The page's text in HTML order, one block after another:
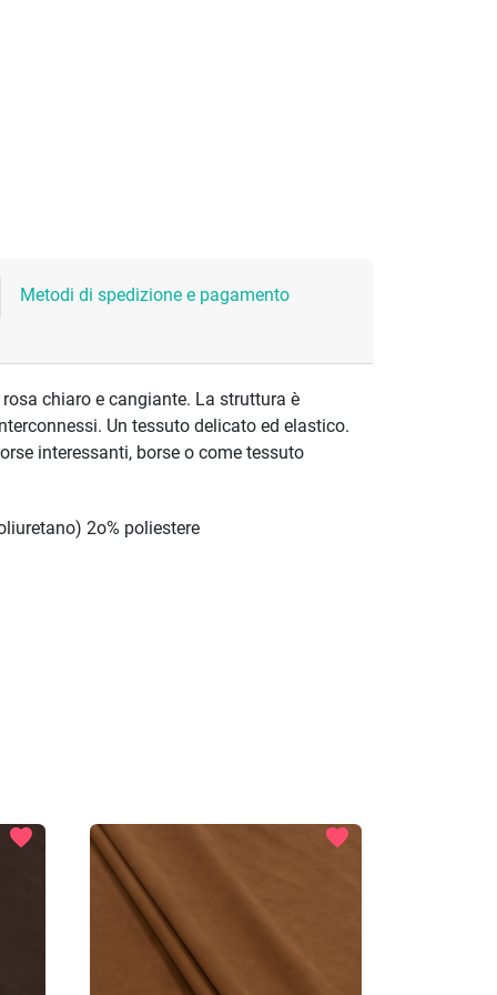
Metodi di spedizione e pagamento
chiaro e cangiante. La struttura è
Un tessuto delicato ed elastico.
interessanti, borse o come tessuto
2o% poliestere
favorite favorite